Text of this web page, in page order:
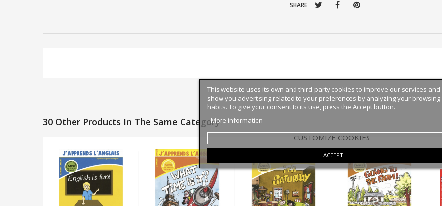
SHARE
30 Other Products In The Same Category:
This website uses its own and third-party cookies to improve our services and
show you advertising related to your preferences by analyzing your browsing
habits. To give your consent to its use, press the Accept button.
More information
CUSTOMIZE COOKIES
I ACCEPT